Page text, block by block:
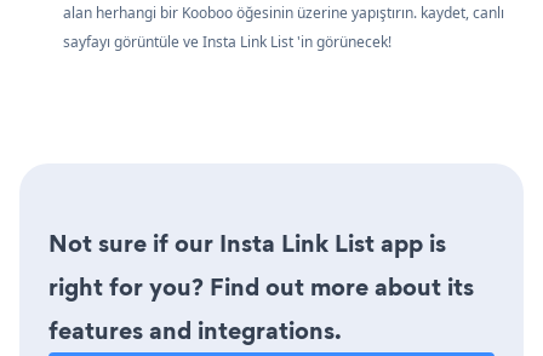
alan herhangi bir Kooboo öğesinin üzerine yapıştırın. kaydet, canlı
sayfayı görüntüle ve Insta Link List 'in görünecek!
Not sure if our Insta Link List app is
right for you? Find out more about its
features and integrations.